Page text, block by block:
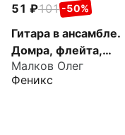
51 101 -50%
Гитара в ансамбле.
Домра, флейта,
фортепиано
Малков Олег
Феникс